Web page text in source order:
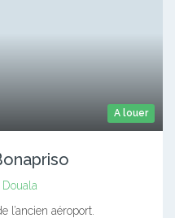
A louer
Douala
l’ancien aéroport.